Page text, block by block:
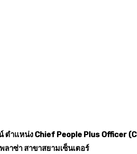
แหน่ง Chief People Plus Officer
าซ่า สาขาสยามเซ็นเตอร์